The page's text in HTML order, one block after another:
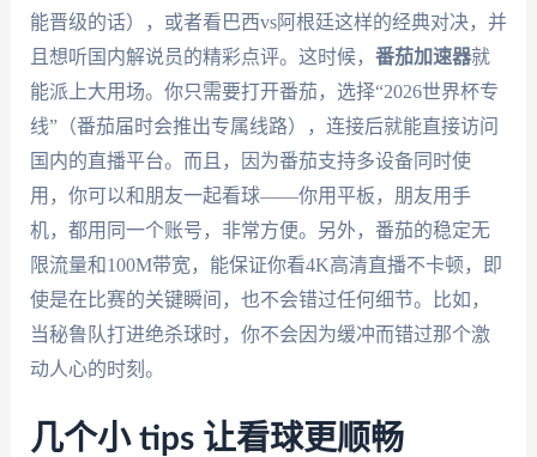
能晋级的话），或者看巴西vs阿根廷这样的经典对决，并
且想听国内解说员的精彩点评。这时候， 番茄加速器就
能派上大用场。你只需要打开番茄，选择“2026世界杯专
线”（番茄届时会推出专属线路），连接后就能直接访问
国内的直播平台。而且，因为番茄支持多设备同时使
用，你可以和朋友一起看球——你用平板，朋友用手
机，都用同一个账号，非常方便。另外，番茄的稳定无
限流量和100M带宽，能保证你看4K高清直播不卡顿，即
使是在比赛的关键瞬间，也不会错过任何细节。比如，
当秘鲁队打进绝杀球时，你不会因为缓冲而错过那个激
动人心的时刻。
几个小 tips 让看球更顺畅